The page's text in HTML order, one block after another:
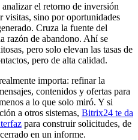
el retorno de inversión
visitas, sino por oportunidades
Cruza la fuente del
razón de abandono. Ahí se
pero solo elevan las tasas de
pero de alta calidad.
importa: refinar la
contenidos y ofertas para
a lo que solo miró. Y si
a otros sistemas, Bitrix24 te da
para construir solicitudes, de
en un informe.